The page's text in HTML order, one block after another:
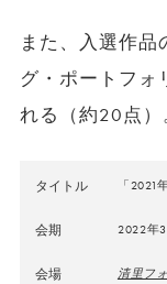
また、入選作品
グ・ポートフォ
れる（約20点）
タイトル 「2021
会期 2022年
会場 清里フ